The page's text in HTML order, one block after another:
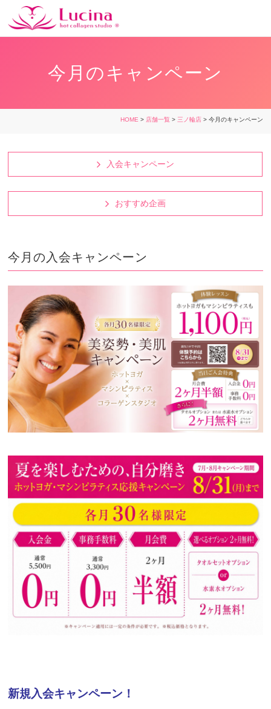
今月のキャンペーン
HOME > 店舗一覧 > 三ノ輪店> 今月のキャンペーン
入会キャンペーン
おすすめ企画
今月の入会キャンペーン
新規入会キャンペーン！